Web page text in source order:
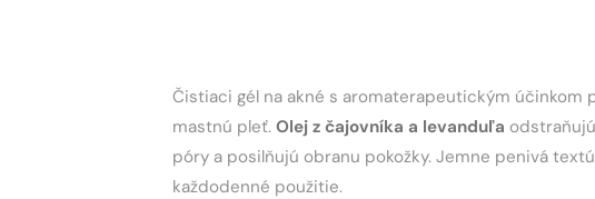
Čistiaci gél na akné s aromaterapeutickým účinkom
mastnú pleť. Olej z čajovníka a levanduľa
póry a posilňujú obranu pokožky. Jemne penivá
každodenné použitie.